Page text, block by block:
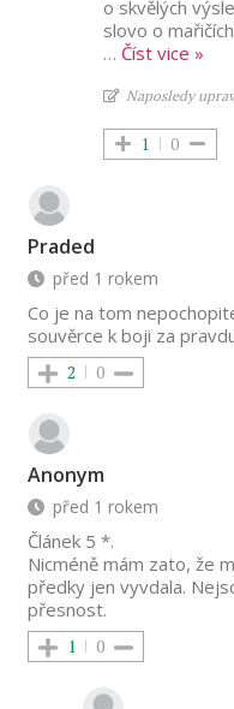
o skvělých
slovo o
… Číst vice »
Naposledy
1 0
Praded
před 1 rokem
Co je na tom
souvěrce k boji za
2 0
Anonym
před 1 rokem
Článek 5 *.
Nicméně mám zato, že
předky jen vyvdala.
přesnost.
1 0